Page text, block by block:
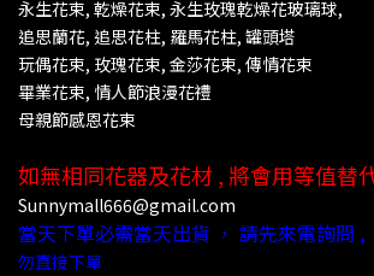
永生花束, 乾燥花束, 永生玫瑰乾燥花玻璃球,
追思蘭花, 追思花柱, 羅馬花柱, 罐頭塔
玩偶花束, 玫瑰花束, 金莎花束, 傳情花束
畢業花束, 情人節浪漫花禮
母親節感恩花束
如無相同花器及花材 , 將會用等值替
Sunnymall666@gmail.com
當天下單必需當天出貨 ， 請先來電詢問 ,
勿直接下單